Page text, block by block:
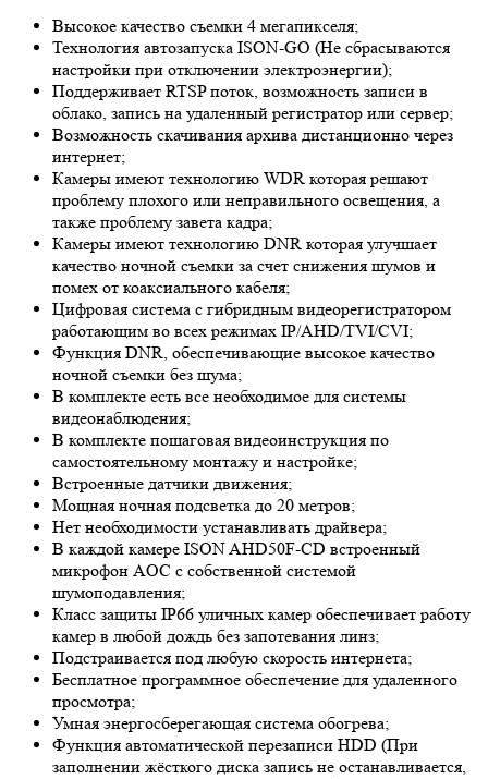
Высокое качество съемки 4 мегапикселя;
Технология автозапуска ISON-GO (Не сбрасываются
настройки при отключении электроэнергии);
Поддерживает RTSP поток, возможность записи в
облако, запись на удаленный регистратор или сервер;
Возможность скачивания архива дистанционно через
интернет;
Камеры имеют технологию WDR которая решают
проблему плохого или неправильного освещения, а
также проблему завета кадра;
Камеры имеют технологию DNR которая улучшает
качество ночной съемки за счет снижения шумов и
помех от коаксиального кабеля;
Цифровая система с гибридным видеорегистратором
работающим во всех режимах IP/AHD/TVI/CVI;
Функция DNR, обеспечивающие высокое качество
ночной съемки без шума;
В комплекте есть все необходимое для системы
видеонаблюдения;
В комплекте пошаговая видеоинструкция по
самостоятельному монтажу и настройке;
Встроенные датчики движения;
Мощная ночная подсветка до 20 метров;
Нет необходимости устанавливать драйвера;
В каждой камере ISON AHD50F-CD встроенный
микрофон AOC с собственной системой
шумоподавления;
Класс защиты IP66 уличных камер обеспечивает работу
камер в любой дождь без запотевания линз;
Подстраивается под любую скорость интернета;
Бесплатное программное обеспечение для удаленного
просмотра;
Умная энергосберегающая система обогрева;
Функция автоматической перезаписи HDD (При
заполнении жёсткого диска запись не останавливается,